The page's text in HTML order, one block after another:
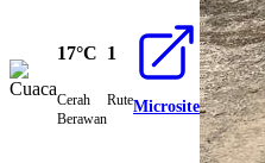
17°C
Cerah
Berawan
1
RuteMicrosite